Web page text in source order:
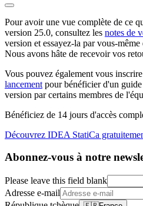
Pour avoir une vue complète de ce
version 25.0, consultez les notes de
version et essayez-la par vous-
Nous avons hâte de recevoir vos
Vous pouvez également vous
lancement pour bénéficier d'un
version par certains membres de
Bénéficiez de 14 jours d'accès
Découvrez IDEA StatiCa
Abonnez-vous à notre
Please leave this field blank
Adresse e-mail